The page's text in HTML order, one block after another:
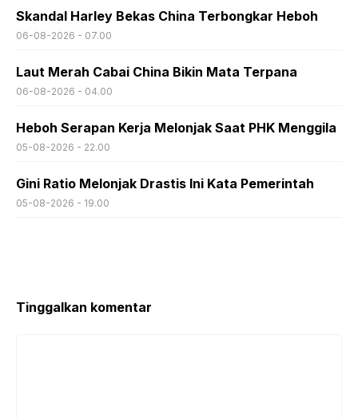
Skandal Harley Bekas China Terbongkar Heboh
06-08-2026 - 07.00
Laut Merah Cabai China Bikin Mata Terpana
06-08-2026 - 04.00
Heboh Serapan Kerja Melonjak Saat PHK Menggila
05-08-2026 - 22.00
Gini Ratio Melonjak Drastis Ini Kata Pemerintah
05-08-2026 - 19.00
Tinggalkan komentar